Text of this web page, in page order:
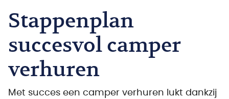
Stappenplan
succesvol camper
verhuren
Met succes een camper verhuren lukt dankzij